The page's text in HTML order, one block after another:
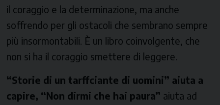
il coraggio e la determinazione, ma anche
soffrendo per gli ostacoli che sembrano sempre
più insormontabili. È un libro coinvolgente, che
non si ha il coraggio smettere di leggere.
“Storie di un tarffciante di uomini” aiuta a
capire, “Non dirmi che hai paura” aiuta ad